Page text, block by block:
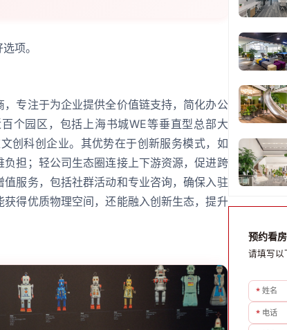
项。
专注于为企业提供全价值链支持，简化办公
个园区，包括上海书城WE等垂直型总部大
创科创企业。其优势在于创新服务模式，如
担；轻公司生态圈连接上下游资源，促进跨
服务，包括社群活动和专业咨询，确保入驻
得优质物理空间，还能融入创新生态，提升
预约看房
请填写以
* 姓名
* 电话